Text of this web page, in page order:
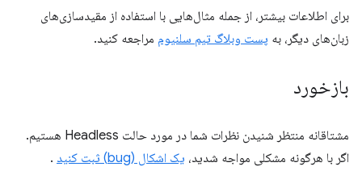
برای اطلاعات بیشتر، از جمله مثال‌هایی با استفاده از مقیدسازی‌های
زبان‌های دیگر، به پست وبلاگ تیم سلنیوم مراجعه کنید.
بازخورد
مشتاقانه منتظر شنیدن نظرات شما در مورد حالت Headless هستیم.
اگر با هرگونه مشکلی مواجه شدید، یک اشکال (bug) ثبت کنید .